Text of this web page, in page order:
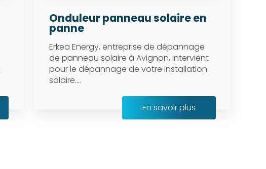
Onduleur panneau solaire en
panne
Erkea Energy, entreprise de dépannage
de panneau solaire à Avignon, intervient
pour le dépannage de votre installation
solaire....
En savoir plus